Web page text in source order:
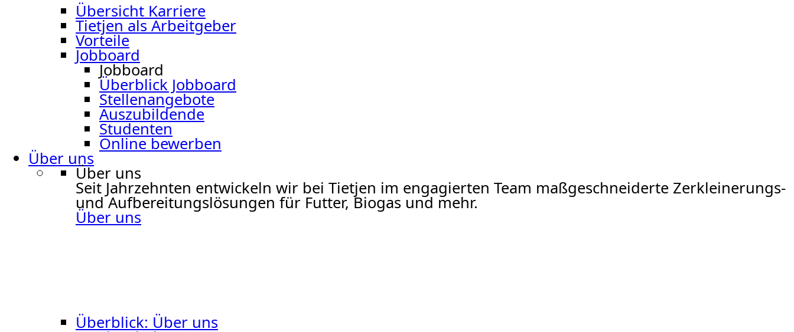
Übersicht Karriere
Tietjen als Arbeitgeber
Vorteile
Jobboard
Jobboard
Überblick Jobboard
Stellenangebote
Auszubildende
Studenten
Online bewerben
Über uns
Über uns
Seit Jahrzehnten entwickeln wir bei Tietjen im engagierten Team maßgeschneiderte Zerkleinerungs-
und Aufbereitungslösungen für Futter, Biogas und mehr.
Über uns
Überblick: Über uns